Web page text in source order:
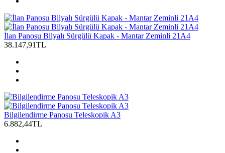
İlan Panosu Bilyalı Sürgülü Kapak - Mantar Zeminli 21A4
38.147,91TL
Bilgilendirme Panosu Teleskopik A3
6.882,44TL